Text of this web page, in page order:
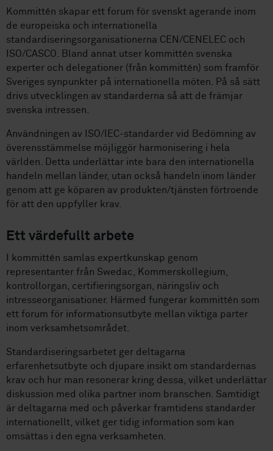
Kommittén skapar ett forum för svenskt agerande inom
de europeiska och internationella
standardiseringsorganisationerna CEN/CENELEC och
ISO/CASCO. Bland annat utser kommittén svenska
experter och delegationer (från kommittén) som framför
Sveriges synpunkter på internationella möten. På så sätt
drivs utvecklingen av standarderna så att de främjar
svenska intressen.
Användningen av ISO/IEC-standarder vid Bedömning av
överensstämmelse möjliggör harmonisering i hela
världen. Detta underlättar inte bara den internationella
handeln mellan länder, utan också handeln inom länder
genom att ge köparen av produkten/tjänsten förtroende
för att den uppfyller krav.
Ett värdefullt arbete
I kommittén samlas expertkunskap genom
representanter från Swedac, Kommerskollegium,
kontrollorgan, certifieringsorgan, näringsliv och
intresseorganisationer. Härmed fungerar kommittén som
ett forum för informationsutbyte mellan viktiga parter
inom verksamhetsområdet.
Standardiseringsarbetet ger deltagarna
erfarenhetsutbyte och djupare insikt om standardernas
krav och hur man resonerar kring dessa, vilket underlättar
diskussion med olika partner inom branschen. Samtidigt
är deltagarna med och påverkar framtidens standarder
internationellt, vilket ger tidig information som kan
omsättas i den egna verksamheten.